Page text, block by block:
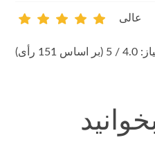
1 4
عالی
(بر اساس 151 رأی)